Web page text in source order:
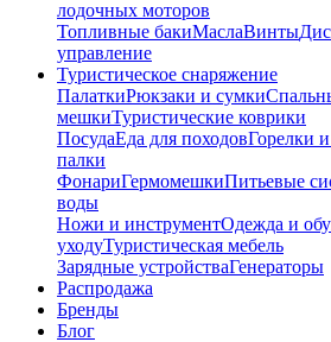
лодочных моторов
Топливные бакиМаслаВинты
управление
Туристическое снаряжение
ПалаткиРюкзаки и сумки
мешкиТуристические коврики
ПосудаЕда для походовГорелки
палки
ФонариГермомешкиПитьевые
воды
Ножи и инструментОдежда и
уходуТуристическая мебель
Зарядные устройстваГенераторы
Распродажа
Бренды
Блог